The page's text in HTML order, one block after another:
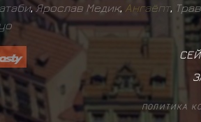
,Ярослав Медик, Ангаёпт,
ПОЛИТИКА